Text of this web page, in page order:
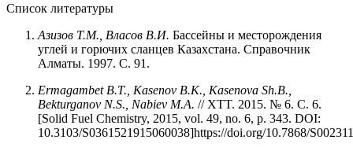
Список литературы
Азизов Т.М., Власов В.И. Бассейны и месторождения
углей и горючих сланцев Казахстана. Справочник
Алматы. 1997. С. 91.
Ermagambet B.T., Kasenov B.K., Kasenova Sh.B.,
Bekturganov N.S., Nabiev M.A. // XTT. 2015. № 6. C. 6.
[Solid Fuel Chemistry, 2015, vol. 49, no. 6, p. 343. DOI:
10.3103/S0361521915060038]https://doi.org/10.7868/